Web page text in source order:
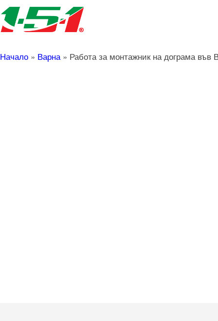
Начало » Варна» Работа за монтажник на дограма във